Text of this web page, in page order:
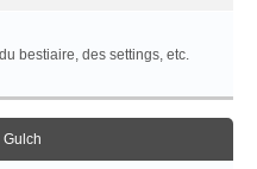
bestiaire, des settings, etc.
Gulch